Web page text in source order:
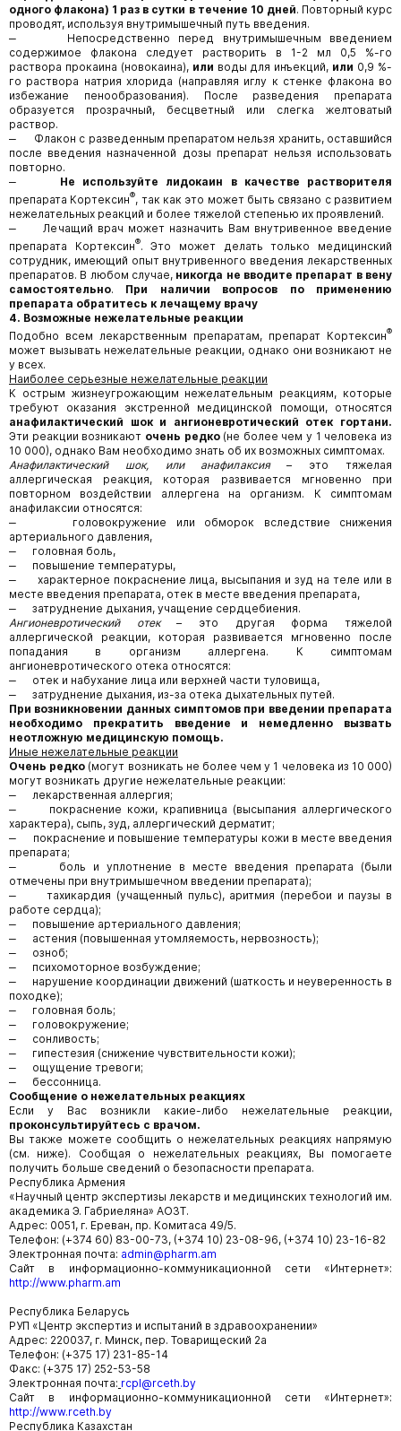
одного флакона) 1 раз в сутки в течение 10 дней. Повторный курс
проводят, используя внутримышечный путь введения.
‒ Непосредственно перед внутримышечным введением
содержимое флакона следует растворить в 1-2 мл 0,5 %-го
раствора прокаина (новокаина), или воды для инъекций, или 0,9 %-
го раствора натрия хлорида (направляя иглу к стенке флакона во
избежание пенообразования). После разведения препарата
образуется прозрачный, бесцветный или слегка желтоватый
раствор.
‒ Флакон с разведенным препаратом нельзя хранить, оставшийся
после введения назначенной дозы препарат нельзя использовать
повторно.
‒ Не используйте лидокаин в качестве растворителя
препарата Кортексин®, так как это может быть связано с развитием
нежелательных реакций и более тяжелой степенью их проявлений.
‒ Лечащий врач может назначить Вам внутривенное введение
препарата Кортексин®. Это может делать только медицинский
сотрудник, имеющий опыт внутривенного введения лекарственных
препаратов. В любом случае, никогда не вводите препарат в вену
самостоятельно. При наличии вопросов по применению
препарата обратитесь к лечащему врачу
4. Возможные нежелательные реакции
Подобно всем лекарственным препаратам, препарат Кортексин®
может вызывать нежелательные реакции, однако они возникают не
у всех.
Наиболее серьезные нежелательные реакции
К острым жизнеугрожающим нежелательным реакциям, которые
требуют оказания экстренной медицинской помощи, относятся
анафилактический шок и ангионевротический отек гортани.
Эти реакции возникают очень редко (не более чем у 1 человека из
10 000), однако Вам необходимо знать об их возможных симптомах.
Анафилактический шок, или анафилаксия– это тяжелая
аллергическая реакция, которая развивается мгновенно при
повторном воздействии аллергена на организм. К симптомам
анафилаксии относятся:
‒ головокружение или обморок вследствие снижения
артериального давления,
‒ головная боль,
‒ повышение температуры,
‒ характерное покраснение лица, высыпания и зуд на теле или в
месте введения препарата, отек в месте введения препарата,
‒ затруднение дыхания, учащение сердцебиения.
Ангионевротический отек– это другая форма тяжелой
аллергической реакции, которая развивается мгновенно после
попадания в организм аллергена. К симптомам
ангионевротического отека относятся:
‒ отек и набухание лица или верхней части туловища,
‒ затруднение дыхания, из-за отека дыхательных путей.
При возникновении данных симптомов при введении препарата
необходимо прекратить введение и немедленно вызвать
неотложную медицинскую помощь.
Иные нежелательные реакции
Очень редко (могут возникать не более чем у 1 человека из 10 000)
могут возникать другие нежелательные реакции:
‒ лекарственная аллергия;
‒ покраснение кожи, крапивница (высыпания аллергического
характера), сыпь, зуд, аллергический дерматит;
‒ покраснение и повышение температуры кожи в месте введения
препарата;
‒ боль и уплотнение в месте введения препарата (были
отмечены при внутримышечном введении препарата);
‒ тахикардия (учащенный пульс), аритмия (перебои и паузы в
работе сердца);
‒ повышение артериального давления;
‒ астения (повышенная утомляемость, нервозность);
‒ озноб;
‒ психомоторное возбуждение;
‒ нарушение координации движений (шаткость и неуверенность в
походке);
‒ головная боль;
‒ головокружение;
‒ сонливость;
‒ гипестезия (снижение чувствительности кожи);
‒ ощущение тревоги;
‒ бессонница.
Сообщение о нежелательных реакциях
Если у Вас возникли какие-либо нежелательные реакции,
проконсультируйтесь с врачом.
Вы также можете сообщить о нежелательных реакциях напрямую
(см. ниже). Сообщая о нежелательных реакциях, Вы помогаете
получить больше сведений о безопасности препарата.
Республика Армения
«Научный центр экспертизы лекарств и медицинских технологий им.
академика Э. Габриеляна» АОЗТ.
Адрес: 0051, г. Ереван, пр. Комитаса 49/5.
Телефон: (+374 60) 83-00-73, (+374 10) 23-08-96, (+374 10) 23-16-82
Электронная почта: admin@pharm.am
Сайт в информационно-коммуникационной сети «Интернет»:
http://www.pharm.am
Республика Беларусь
РУП «Центр экспертиз и испытаний в здравоохранении»
Адрес: 220037, г. Минск, пер. Товарищеский 2а
Телефон: (+375 17) 231-85-14
Факс: (+375 17) 252-53-58
Электронная почта: rcpl@rceth.by
Сайт в информационно-коммуникационной сети «Интернет»:
http://www.rceth.by
Республика Казахстан